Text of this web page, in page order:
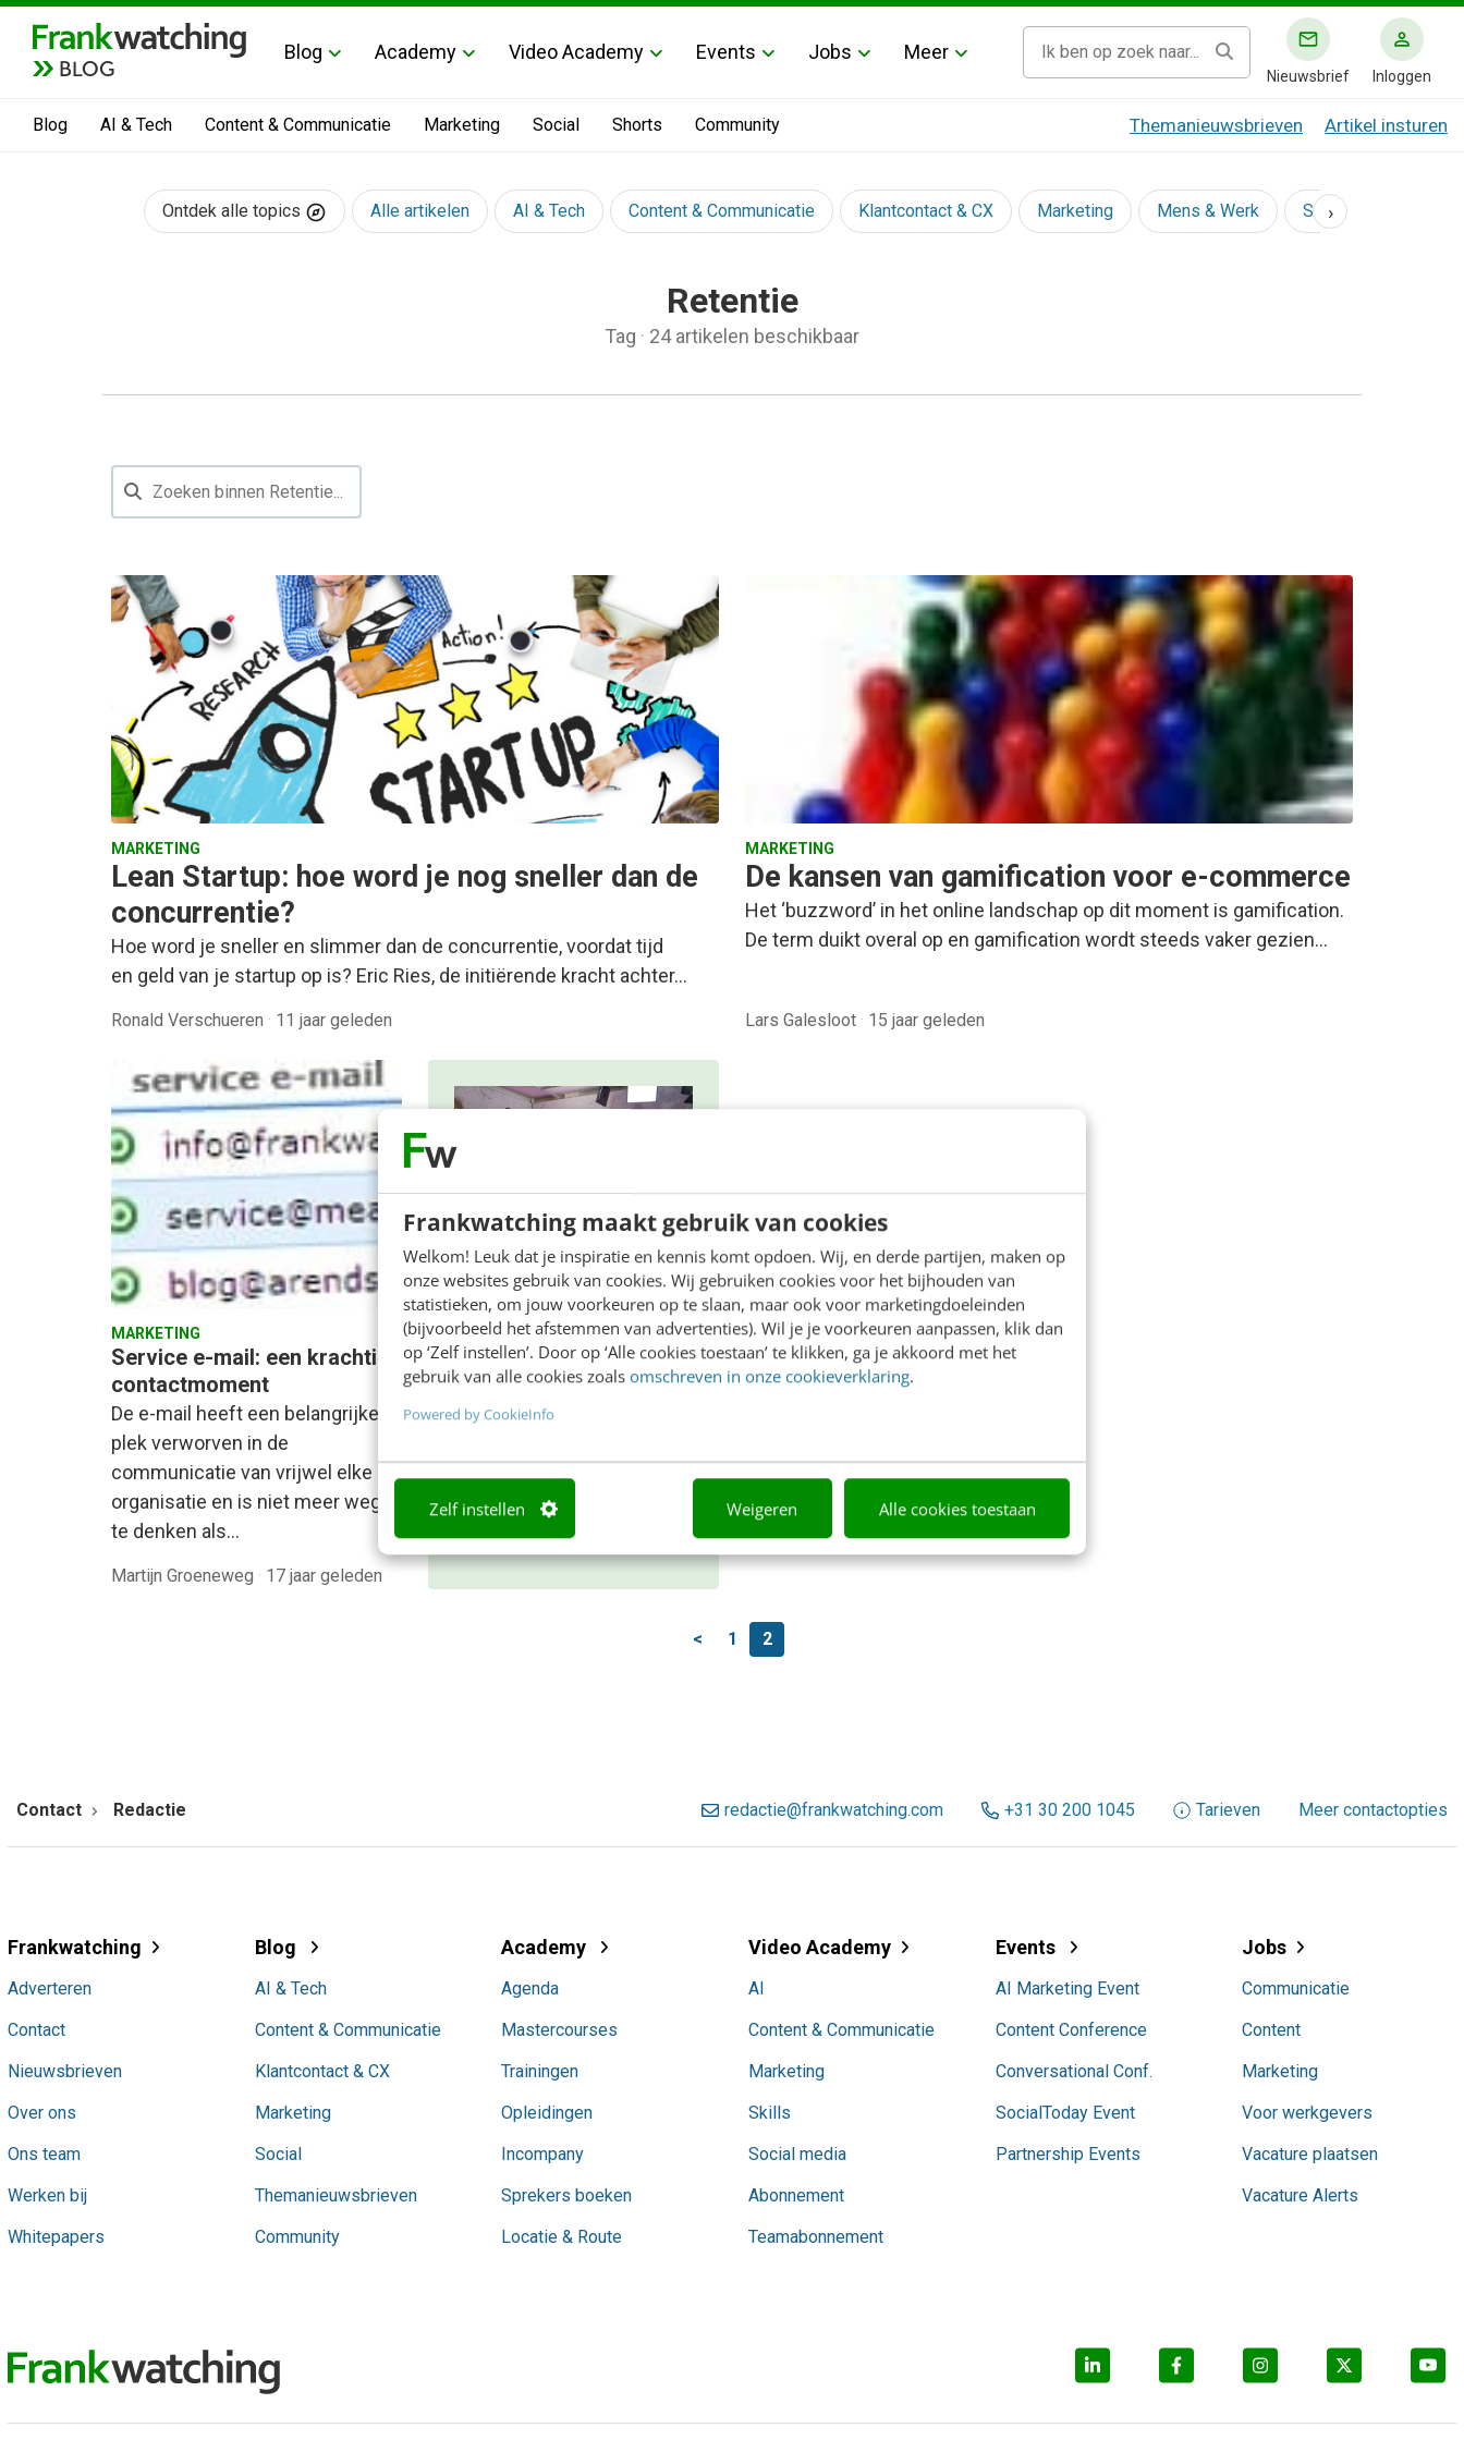
Frankwatching maakt gebruik van cookies
Welkom! Leuk dat je inspiratie en kennis komt opdoen. Wij, en derde partijen, maken op
onze websites gebruik van cookies. Wij gebruiken cookies voor het bijhouden van
statistieken, om jouw voorkeuren op te slaan, maar ook voor marketingdoeleinden
(bijvoorbeeld het afstemmen van advertenties). Wil je je voorkeuren aanpassen, klik dan
op ‘Zelf instellen’. Door op ‘Alle cookies toestaan’ te klikken, ga je akkoord met het
gebruik van alle cookies zoals omschreven in onze cookieverklaring.
Powered by CookieInfo
Zelf instellen Weigeren Alle cookies toestaan
BLOG
Blog Academy Video Academy Events Jobs Meer
Nieuwsbrief Inloggen
Blog AI & Tech Content & Communicatie Marketing Social Shorts Community Themanieuwsbrieven Artikel insturen
Ontdek alle topics Alle artikelen AI & Tech Content & Communicatie Klantcontact & CX Marketing Mens & Werk Social
›
Retentie
Tag · 24 artikelen beschikbaar
MARKETING
Lean Startup: hoe word je nog sneller dan de
concurrentie?
Hoe word je sneller en slimmer dan de concurrentie, voordat tijd
en geld van je startup op is? Eric Ries, de initiërende kracht achter…
Ronald Verschueren · 11 jaar geleden
MARKETING
De kansen van gamification voor e-commerce
Het ‘buzzword’ in het online landschap op dit moment is gamification.
De term duikt overal op en gamification wordt steeds vaker gezien…
Lars Galesloot · 15 jaar geleden
MARKETING
Service e-mail: een krachtig
contactmoment
De e-mail heeft een belangrijke
plek verworven in de
communicatie van vrijwel elke
organisatie en is niet meer weg
te denken als…
Martijn Groeneweg · 17 jaar geleden
ONLINE MASTERCLASS
De nieuwe SEO- &
GEO-spelregels
In 2,5 uur van Google-first naar
AI-first: zo wordt je content
bekijk direct.
Meer weten
< 1 2
Contact Redactie redactie@frankwatching.com +31 30 200 1045 Tarieven Meer contactopties
Frankwatching
Adverteren
Contact
Nieuwsbrieven
Over ons
Ons team
Werken bij
Whitepapers
Blog
AI & Tech
Content & Communicatie
Klantcontact & CX
Marketing
Social
Themanieuwsbrieven
Community
Academy
Agenda
Mastercourses
Trainingen
Opleidingen
Incompany
Sprekers boeken
Locatie & Route
Video Academy
AI
Content & Communicatie
Marketing
Skills
Social media
Abonnement
Teamabonnement
Events
AI Marketing Event
Content Conference
Conversational Conf.
SocialToday Event
Partnership Events
Jobs
Communicatie
Content
Marketing
Voor werkgevers
Vacature plaatsen
Vacature Alerts